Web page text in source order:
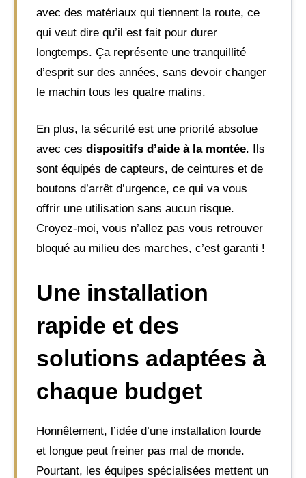
avec des matériaux qui tiennent la route, ce
qui veut dire qu’il est fait pour durer
longtemps. Ça représente une tranquillité
d’esprit sur des années, sans devoir changer
le machin tous les quatre matins.
En plus, la sécurité est une priorité absolue
avec ces dispositifs d’aide à la montée. Ils
sont équipés de capteurs, de ceintures et de
boutons d’arrêt d’urgence, ce qui va vous
offrir une utilisation sans aucun risque.
Croyez-moi, vous n’allez pas vous retrouver
bloqué au milieu des marches, c’est garanti !
Une installation
rapide et des
solutions adaptées à
chaque budget
Honnêtement, l’idée d’une installation lourde
et longue peut freiner pas mal de monde.
Pourtant, les équipes spécialisées mettent un